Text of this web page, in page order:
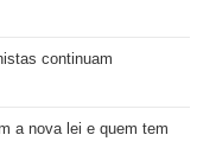
continuam
a nova lei e quem tem